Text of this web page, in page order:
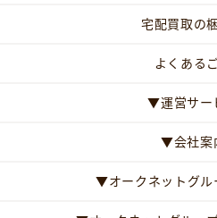
宅配買取の
よくある
▼運営サ
▼会社
▼オークネットグ